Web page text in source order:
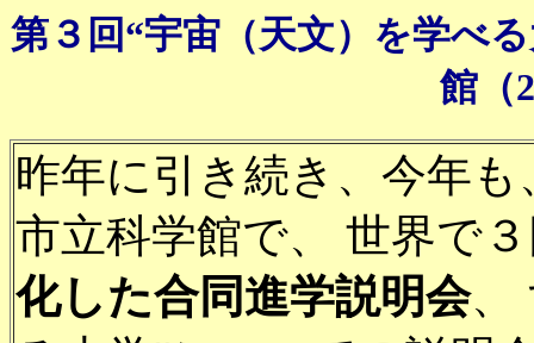
第３回“宇宙（天文）を学べ
館（
昨年に引き続き、今年も
市立科学館で、 世界で
化した合同進学説明会、